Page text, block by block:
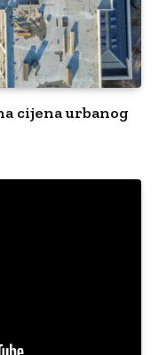
cijena urbanog